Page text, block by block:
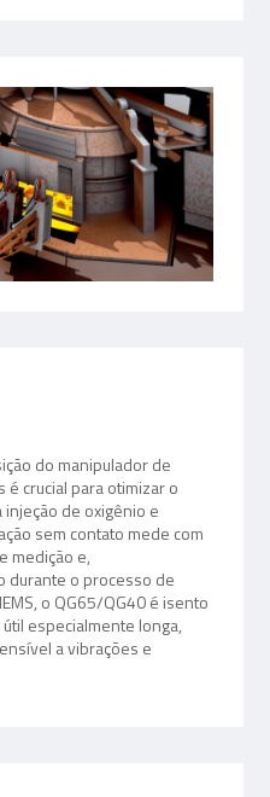
do manipulador de
crucial para otimizar o
de oxigênio e
sem contato mede com
medição e,
durante o processo de
o QG65/QG40 é isento
especialmente longa,
a vibrações e